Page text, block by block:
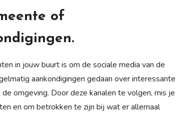
of
in jouw buurt is om de sociale media van de
aankondigingen gedaan over interessante
omgeving. Door deze kanalen te volgen, mis je
en om betrokken te zijn bij wat er allemaal